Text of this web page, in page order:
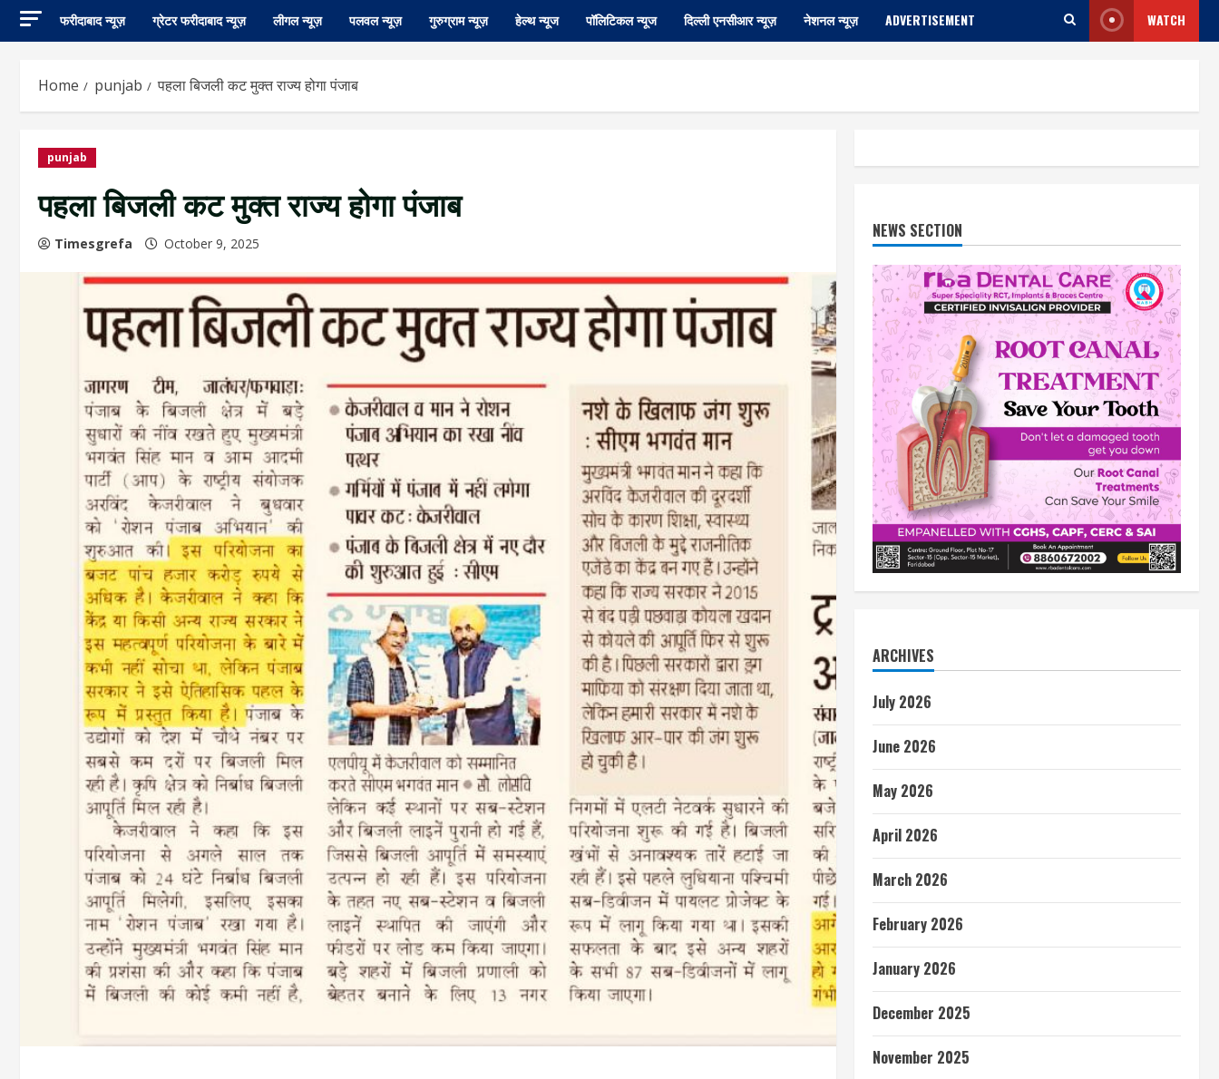
फरीदाबाद न्यूज़ ग्रेटर फरीदाबाद न्यूज़ लीगल न्यूज़ पलवल न्यूज़ गुरुग्राम न्यूज़ हेल्थ न्यूज पॉलिटिकल न्यूज दिल्ली एनसीआर न्यूज़ नेशनल न्यूज़ ADVERTISEMENT WATCH
Home punjab पहला बिजली कट मुक्त राज्य होगा पंजाब
punjab
पहला बिजली कट मुक्त राज्य होगा पंजाब
Timesgrefa October 9, 2025
NEWS SECTION
ARCHIVES
July 2026
June 2026
May 2026
April 2026
March 2026
February 2026
January 2026
December 2025
November 2025